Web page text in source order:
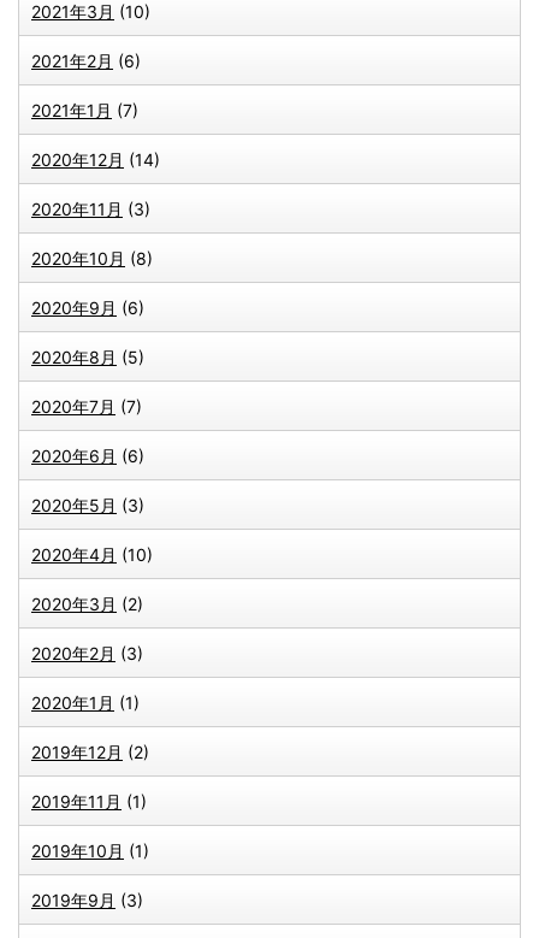
2021年3月 (10)
2021年2月 (6)
2021年1月 (7)
2020年12月 (14)
2020年11月 (3)
2020年10月 (8)
2020年9月 (6)
2020年8月 (5)
2020年7月 (7)
2020年6月 (6)
2020年5月 (3)
2020年4月 (10)
2020年3月 (2)
2020年2月 (3)
2020年1月 (1)
2019年12月 (2)
2019年11月 (1)
2019年10月 (1)
2019年9月 (3)